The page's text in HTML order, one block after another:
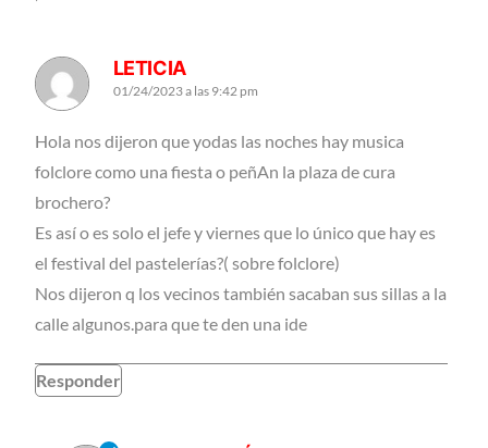
LETICIA
01/24/2023 a las 9:42 pm
Hola nos dijeron que yodas las noches hay musica
folclore como una fiesta o peñAn la plaza de cura
brochero?
Es así o es solo el jefe y viernes que lo único que hay es
el festival del pastelerías?( sobre folclore)
Nos dijeron q los vecinos también sacaban sus sillas a la
calle algunos.para que te den una ide
Responder